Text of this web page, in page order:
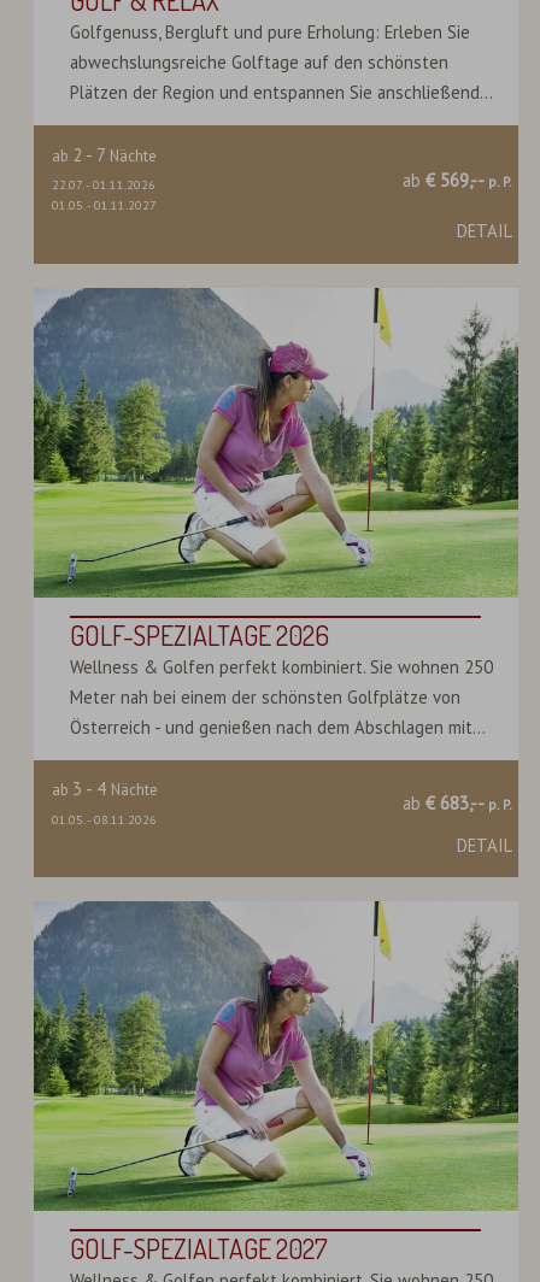
Golfgenuss, Bergluft und pure Erholung: Erleben Sie
abwechslungsreiche Golftage auf den schönsten
Plätzen der Region und entspannen Sie anschließend...
ab 2 - 7 Nächte
22.07.-01.11.2026
01.05.-01.11.2027
ab € 569,-- p. P.
DETAIL
GOLF-SPEZIALTAGE 2026
Wellness & Golfen perfekt kombiniert. Sie wohnen 250
Meter nah bei einem der schönsten Golfplätze von
Österreich - und genießen nach dem Abschlagen mit...
ab 3 - 4 Nächte
01.05.-08.11.2026
ab € 683,-- p. P.
DETAIL
GOLF-SPEZIALTAGE 2027